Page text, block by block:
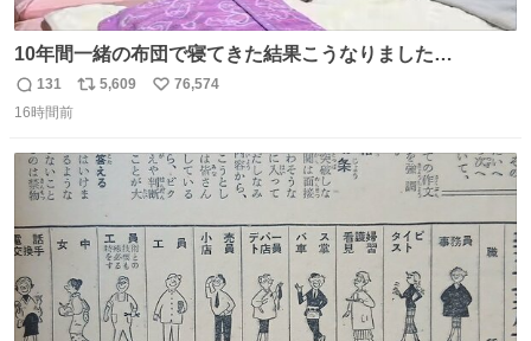
10年間一緒の布団で寝てきた結果こうなりました…
返
信
131
リ
ト
数
5,609
い
数
76,574
16時間前